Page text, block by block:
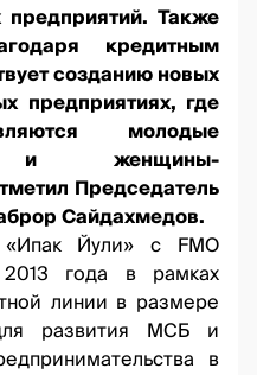
Также
кредитным
созданию новых
предприятиях, где
молодые
и женщины-
Председатель
Сайдахмедов.
«Ипак Йули» с FMO
года в рамках
линии в размере
развития МСБ и
в